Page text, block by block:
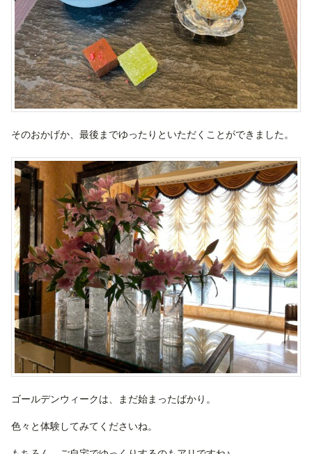
そのおかげか、最後までゆったりといただくことができました。
ゴールデンウィークは、まだ始まったばかり。
色々と体験してみてくださいね。